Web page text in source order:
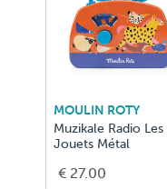
MOULIN ROTY
Muzikale Radio Les
Jouets Métal
€ 27.00